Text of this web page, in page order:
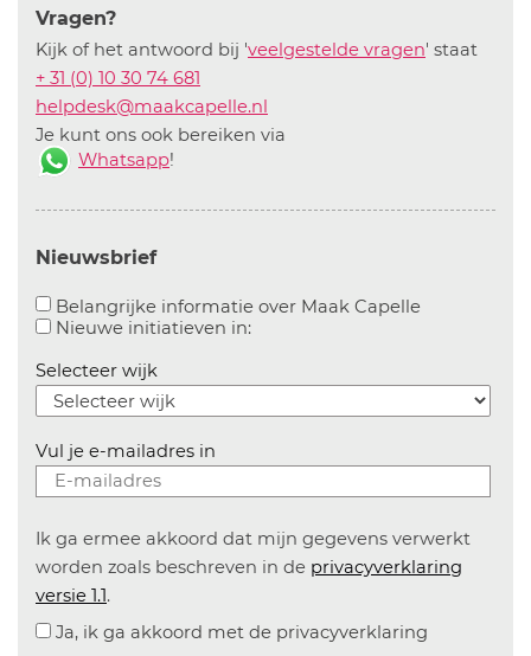
Vragen?
Kijk of het antwoord bij 'veelgestelde vragen' staat
+ 31 (0) 10 30 74 681
helpdesk@maakcapelle.nl
Je kunt ons ook bereiken via
Whatsapp!
Nieuwsbrief
Belangrijke informatie over Maak CapelleAanvinken
Nieuwe initiatieven in:Aanvinken om informatie over
Selecteer wijk
Vul je e-mailadres in
Ik ga ermee akkoord dat mijn gegevens verwerkt
worden zoals beschreven in de privacyverklaring
versie 1.1.
Ja, ik ga akkoord met de privacyverklaring